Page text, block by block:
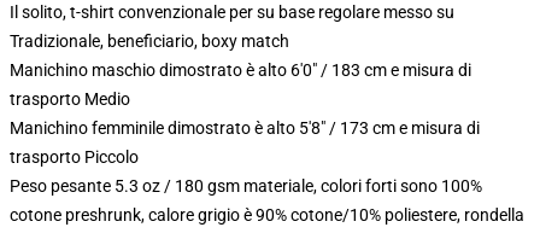
Il solito, t-shirt convenzionale per su base regolare messo su
Tradizionale, beneficiario, boxy match
Manichino maschio dimostrato è alto 6'0" / 183 cm e misura di
trasporto Medio
Manichino femminile dimostrato è alto 5'8" / 173 cm e misura di
trasporto Piccolo
Peso pesante 5.3 oz / 180 gsm materiale, colori forti sono 100%
cotone preshrunk, calore grigio è 90% cotone/10% poliestere, rondella